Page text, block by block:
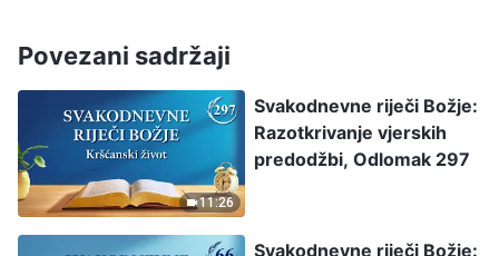
Povezani sadržaji
11:26
Svakodnevne riječi Božje:
Razotkrivanje vjerskih
predodžbi, Odlomak 297
Svakodnevne riječi Božje: